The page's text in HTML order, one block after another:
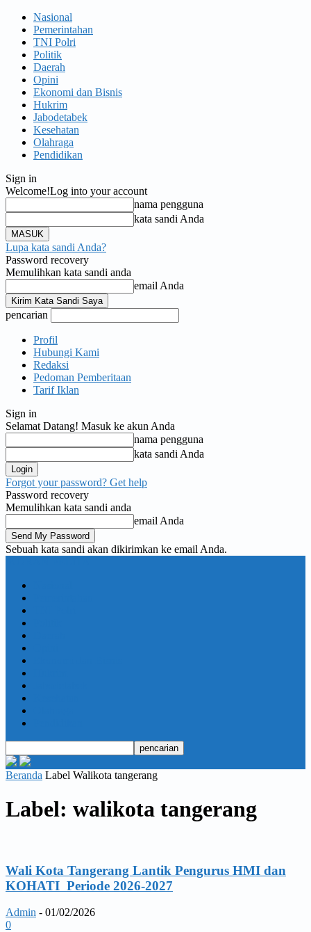
Nasional
Pemerintahan
TNI Polri
Politik
Daerah
Opini
Ekonomi dan Bisnis
Hukrim
Jabodetabek
Kesehatan
Olahraga
Pendidikan
Sign in
Welcome!Log into your account
nama pengguna
kata sandi Anda
Lupa kata sandi Anda?
Password recovery
Memulihkan kata sandi anda
email Anda
pencarian
Profil
Hubungi Kami
Redaksi
Pedoman Pemberitaan
Tarif Iklan
Sign in
Selamat Datang! Masuk ke akun Anda
nama pengguna
kata sandi Anda
Forgot your password? Get help
Password recovery
Memulihkan kata sandi anda
email Anda
Sebuah kata sandi akan dikirimkan ke email Anda.
Beranda Label Walikota tangerang
Label: walikota tangerang
Wali Kota Tangerang Lantik Pengurus HMI dan
KOHATI Periode 2026-2027
Admin - 01/02/2026
0